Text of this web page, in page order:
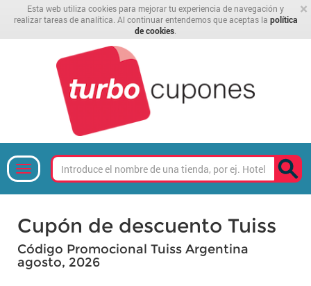
×
Esta web utiliza cookies para mejorar tu experiencia de navegación y
realizar tareas de analítica. Al continuar entendemos que aceptas la política
de cookies
Cupón de descuento Tuiss
Código Promocional Tuiss Argentina
agosto, 2026